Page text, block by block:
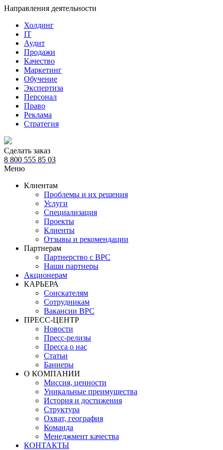
Направления деятельности
Холдинг
IT
Аудит
Продажи
Качество
Маркетинг
Обучение
Экспертиза
Персонал
Право
Реклама
Стратегия
Сделать заказ
8 800 555 85 03
Меню
Клиентам
Проблемы и их решения
Услуги
Специализация
Проекты
Клиенты
Отзывы и рекомендации
Партнерам
Партнерство с BPC
Наши партнеры
Акционерам
КАРЬЕРА
Соискателям
Сотрудникам
Вакансии BPC
ПРЕСС-ЦЕНТР
Новости
Пресс-релизы
Пресса о нас
Статьи
Баннеры
О КОМПАНИИ
Миссия, ценности
Уникальные преимущества
История и достижения
Структура
Охват, география
Команда
Менеджмент качества
КОНТАКТЫ